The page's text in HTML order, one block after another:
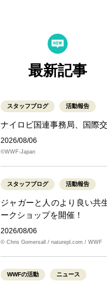
最新記事
スタッフブログ 活動報告
ナイロビ国連事務局、国際
2026/08/06
©WWF-Japan
スタッフブログ 活動報告
ジャガーと人のより良い共
ークショップを開催！
2026/08/06
© Chris Gomersall / naturepl.com / WWF
WWFの活動 ニュース